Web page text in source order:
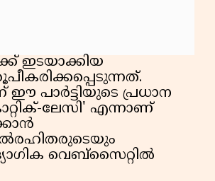
ഇടയാക്കിയ
പാർട്ടിയുടെ പ്രധാന
ലേസി' എന്നാണ്
വെബ്‌സൈറ്റിൽ